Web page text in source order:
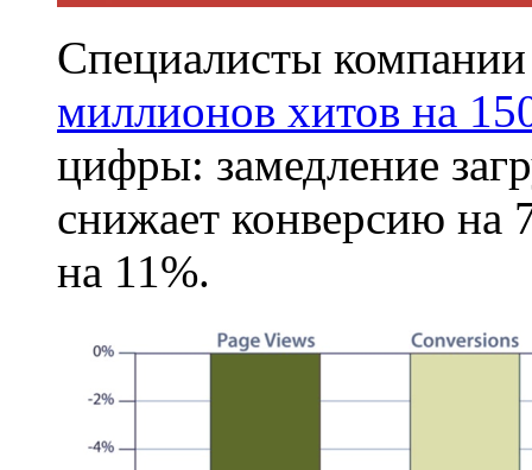
Специалисты
миллионов хитов на
цифры: замедление
снижает конверсию на
на 11%.